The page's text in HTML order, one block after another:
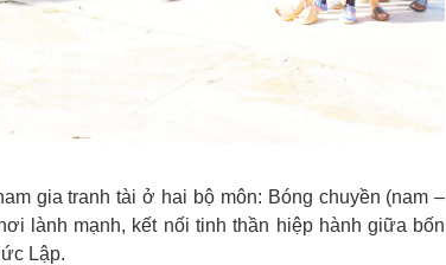
gia tranh tài ở hai bộ môn: Bóng chuyền (nam –
lành mạnh, kết nối tinh thần hiệp hành giữa bốn
Lập.